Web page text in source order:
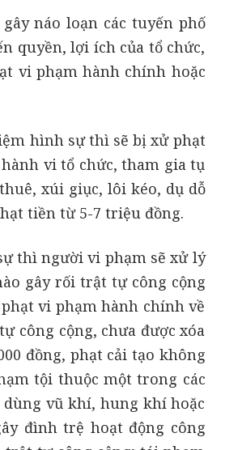
náo loạn các tuyến phố
quyền, lợi ích của tổ chức,
vi phạm hành chính hoặc
hình sự thì sẽ bị xử phạt
vi tổ chức, tham gia tụ
xúi giục, lôi kéo, dụ dỗ
tiền từ 5-7 triệu đồng.
thì người vi phạm sẽ xử lý
gây rối trật tự công cộng
vi phạm hành chính về
công cộng, chưa được xóa
đồng, phạt cải tạo không
tội thuộc một trong các
vũ khí, hung khí hoặc
đình trệ hoạt động công